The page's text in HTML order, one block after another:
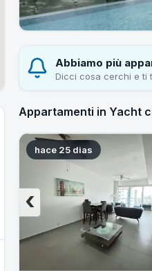
Abbiamo più
Dicci cosa cerchi e ti
Appartamenti in Yacht
hace 25 dias
‹